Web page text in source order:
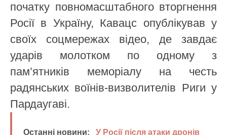
початку повномасштабного вторгнення
Росії в Україну, Кавацс опублікував у
своїх соцмережах відео, де завдає
ударів молотком по одному з
пам’ятників меморіалу на честь
радянських воїнів-визволителів Риги у
Пардаугаві.
Останні новини:
У Росії після атаки дронів